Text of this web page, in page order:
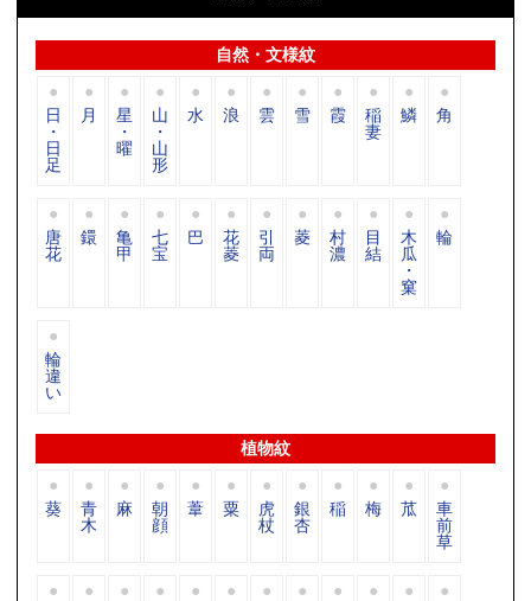
自然・文様紋
日
・
日
足
月 星
・
曜
山
・
山
形
水 浪 雲 雪 霞 稲
妻
鱗 角
唐
花
鐶 亀
甲
七
宝
巴 花
菱
引
両
菱 村
濃
目
結
木
瓜
・
窠
輪
輪
違
い
植物紋
葵 青
木
麻 朝
顔
葦 粟 虎
杖
銀
杏
稲 梅 苽 車
前
草